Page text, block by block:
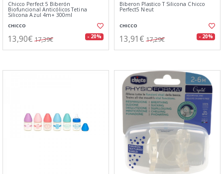
Chicco Perfect 5 Biberón
Biofuncional Anticólicos Tetina
Silicona Azul 4m+ 300ml
CHICCO
13,90€ 17,39€ - 20%
Biberon Plastico T Silicona Chicco
Perfect5 Neut
CHICCO
13,91€ 17,29€ - 20%